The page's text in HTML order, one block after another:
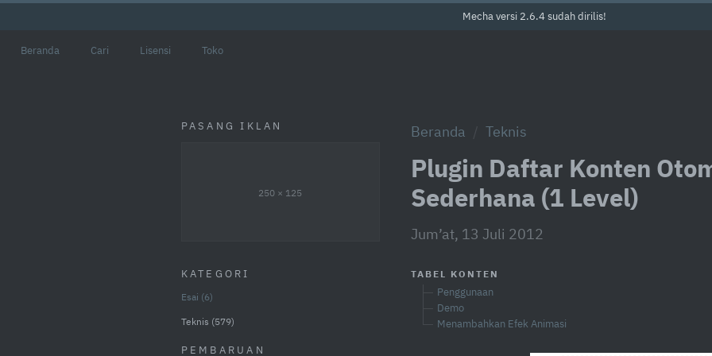
Mecha versi 2.6.4 sudah dirilis!
Beranda Cari Lisensi Toko
Beranda Teknis
Plugin Daftar Konten
Sederhana (1 Level)
Jum’at, 13 Juli 2012
TABEL KONTEN
Penggunaan
Demo
Menambahkan Efek Animasi
PASANG IKLAN
250 × 125
KATEGORI
Esai 6
Teknis 579
PEMBARUAN